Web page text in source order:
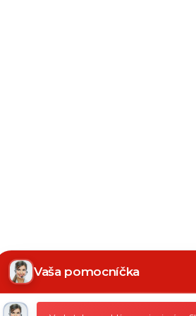
Vaša pomocníčka